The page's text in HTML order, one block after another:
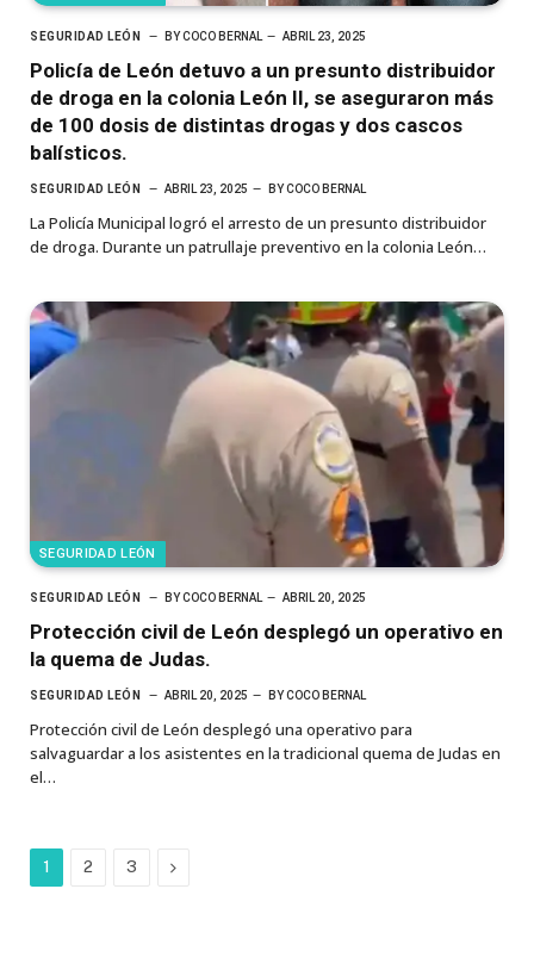
SEGURIDAD LEÓN BYCOCO BERNAL ABRIL 23, 2025
Policía de León detuvo a un presunto distribuidor
de droga en la colonia León II, se aseguraron más
de 100 dosis de distintas drogas y dos cascos
balísticos.
SEGURIDAD LEÓN ABRIL 23, 2025 BYCOCO BERNAL
La Policía Municipal logró el arresto de un presunto distribuidor
de droga. Durante un patrullaje preventivo en la colonia León…
SEGURIDAD LEÓN
SEGURIDAD LEÓN BYCOCO BERNAL ABRIL 20, 2025
Protección civil de León desplegó un operativo en
la quema de Judas.
SEGURIDAD LEÓN ABRIL 20, 2025 BYCOCO BERNAL
Protección civil de León desplegó una operativo para
salvaguardar a los asistentes en la tradicional quema de Judas en
el…
1 2 3 Next